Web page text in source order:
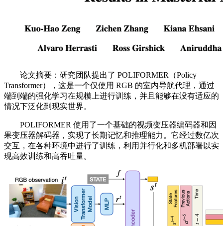
论文摘要：研究团队提出了 POLIFORMER（Policy
Transformer），这是一个仅使用 RGB 的室内导航代理，通过
端到端的强化学习在规模上进行训练，并且能够在没有适应的
情况下泛化到现实世界。
POLIFORMER 使用了一个基础的视频变压器编码器和因
果变压器解码器，实现了长期记忆和推理能力。它经过数亿次
交互，在各种环境中进行了训练，利用并行化和多机部署以实
现高效训练和高吞吐量。